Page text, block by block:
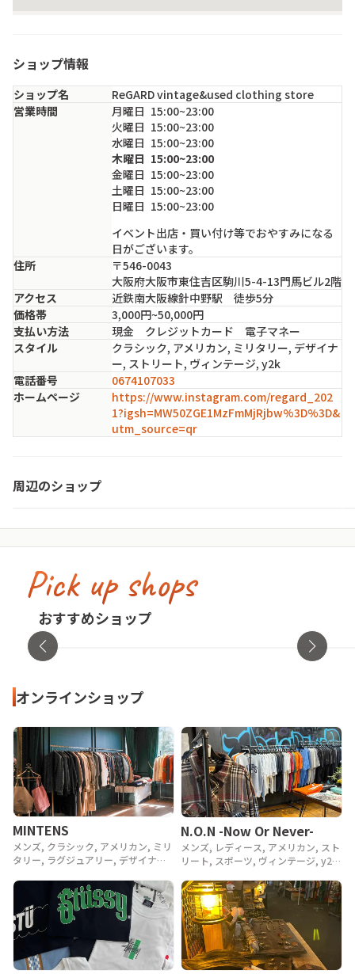
ショップ情報
ショップ名
ReGARD vintage&used clothing store
営業時間
月曜日 15:00~23:00
火曜日 15:00~23:00
水曜日 15:00~23:00
木曜日 15:00~23:00
金曜日 15:00~23:00
土曜日 15:00~23:00
日曜日 15:00~23:00
イベント出店・買い付け等でおやすみになる
日がございます。
住所
〒546-0043
大阪府大阪市東住吉区駒川5-4-13門馬ビル2階
アクセス
近鉄南大阪線針中野駅 徒歩5分
価格帯
3,000円~50,000円
支払い方法
現金 クレジットカード 電子マネー
スタイル
クラシック, アメリカン, ミリタリー, デザイナ
ー, ストリート, ヴィンテージ, y2k
電話番号
0674107033
ホームページ
https://www.instagram.com/regard_202
1?igsh=MW50ZGE1MzFmMjRjbw%3D%3D&
utm_source=qr
周辺のショップ
大阪府・大阪市東住吉区
Pick up shops
おすすめショップ
古着屋no pain no gain(ノーペインノーゲ
イン)
東京都・渋谷区
オンラインショップ
MINTENS
メンズ, クラシック, アメリカン, ミリ
タリー, ラグジュアリー, デザイナー,
80年代, 70年代, 60年代, 50年代, 40
N.O.N -Now Or Never-
メンズ, レディース, アメリカン, スト
リート, スポーツ, ヴィンテージ, y2k,